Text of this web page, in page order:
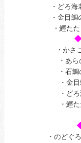
・ど
・金
・
◆
・
・
・
・
・
・
・の